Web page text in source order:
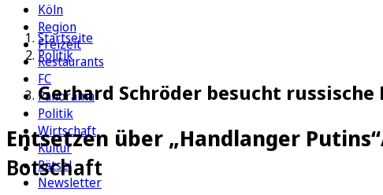
Köln
Region
Freizeit
Restaurants
FC
Panorama
Politik
Wirtschaft
Kultur
Rätsel
Newsletter
Startseite
Politik
Gerhard Schröder besucht
Entsetzen über „Handlanger Putins“
Botschaft